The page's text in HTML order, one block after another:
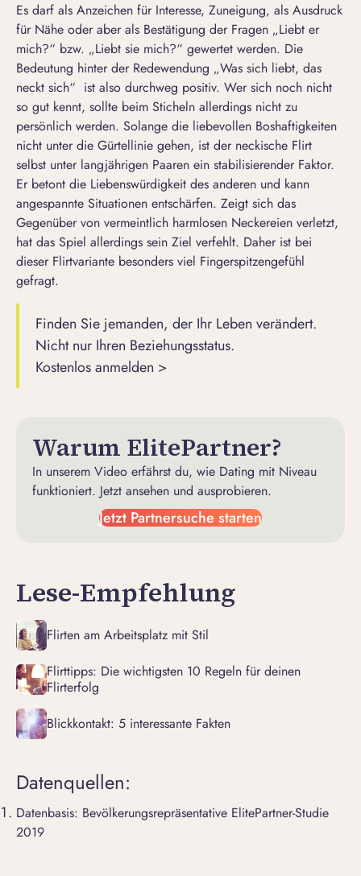
Es darf als Anzeichen für Interesse, Zuneigung, als Ausdruck
für Nähe oder aber als Bestätigung der Fragen „Liebt er
mich?“ bzw. „Liebt sie mich?“ gewertet werden. Die
Bedeutung hinter der Redewendung „Was sich liebt, das
neckt sich“ ist also durchweg positiv. Wer sich noch nicht
so gut kennt, sollte beim Sticheln allerdings nicht zu
persönlich werden. Solange die liebevollen Boshaftigkeiten
nicht unter die Gürtellinie gehen, ist der neckische Flirt
selbst unter langjährigen Paaren ein stabilisierender Faktor.
Er betont die Liebenswürdigkeit des anderen und kann
angespannte Situationen entschärfen. Zeigt sich das
Gegenüber von vermeintlich harmlosen Neckereien verletzt,
hat das Spiel allerdings sein Ziel verfehlt. Daher ist bei
dieser Flirtvariante besonders viel Fingerspitzengefühl
gefragt.
Finden Sie jemanden, der Ihr Leben verändert.
Nicht nur Ihren Beziehungsstatus.
Kostenlos anmelden >
Warum ElitePartner?
In unserem Video erfährst du, wie Dating mit Niveau
funktioniert. Jetzt ansehen und ausprobieren.
Jetzt Partnersuche starten
Lese-Empfehlung
Flirten am Arbeitsplatz mit Stil
Flirttipps: Die wichtigsten 10 Regeln für deinen
Flirterfolg
Blickkontakt: 5 interessante Fakten
Datenquellen:
Datenbasis: Bevölkerungsrepräsentative ElitePartner-Studie
2019